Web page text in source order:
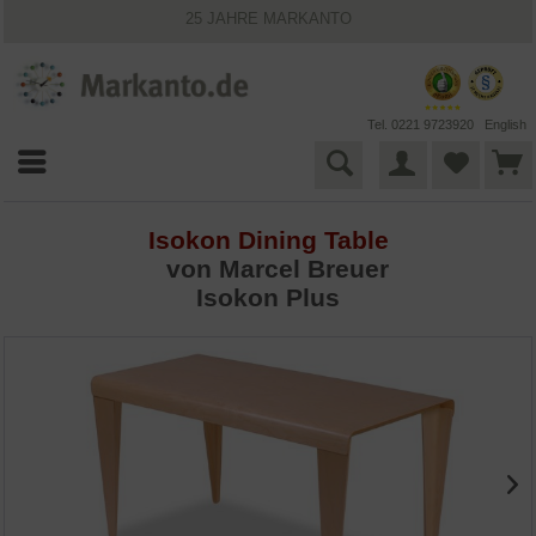
25 JAHRE MARKANTO
VIELFÄLTIGE ZAHLUNGSMÖGLICHKEITEN
Tel. 0221 9723920 English
Isokon Dining Table
von Marcel Breuer
Isokon Plus